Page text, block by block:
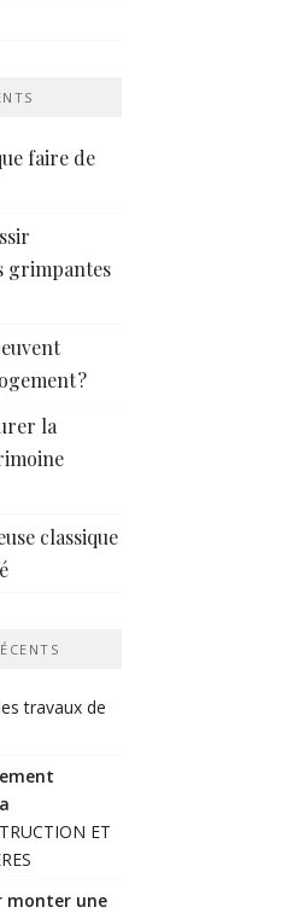
faire de
grimpantes
?
la
classique
travaux de
ET
monter une